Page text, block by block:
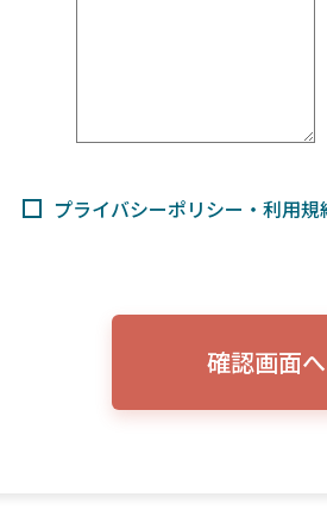
プライバシーポリシー・利用
確認画面へ